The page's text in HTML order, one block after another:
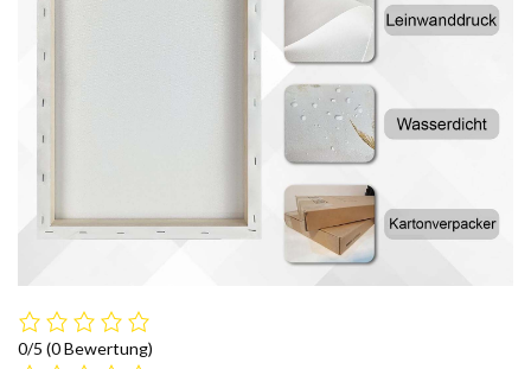
0/5 (0 Bewertung)